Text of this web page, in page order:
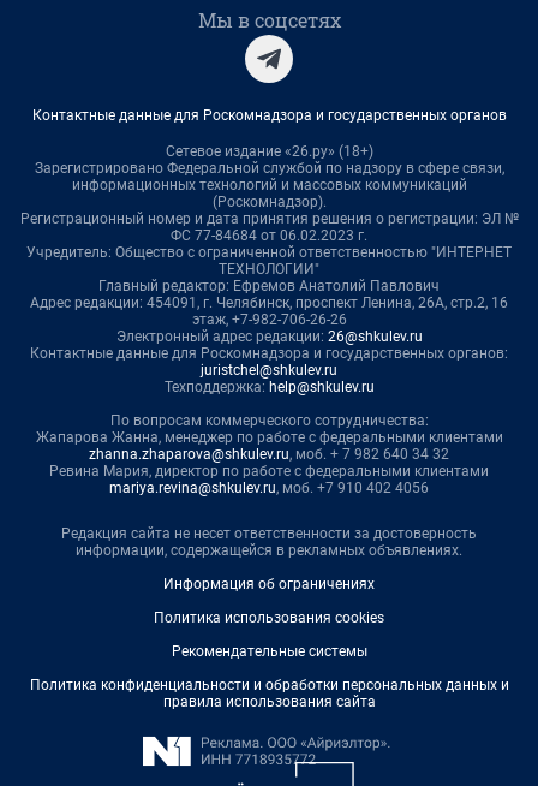
Мы в соцсетях
Контактные данные для Роскомнадзора и государственных органов
Сетевое издание «26.ру» (18+)
Зарегистрировано Федеральной службой по надзору в сфере связи,
информационных технологий и массовых коммуникаций
(Роскомнадзор).
Регистрационный номер и дата принятия решения о регистрации: ЭЛ №
ФС 77-84684 от 06.02.2023 г.
Учредитель: Общество с ограниченной ответственностью "ИНТЕРНЕТ
ТЕХНОЛОГИИ"
Главный редактор: Ефремов Анатолий Павлович
Адрес редакции: 454091, г. Челябинск, проспект Ленина, 26А, стр.2, 16
этаж, +7-982-706-26-26
Электронный адрес редакции: 26@shkulev.ru
Контактные данные для Роскомнадзора и государственных органов:
juristchel@shkulev.ru
Техподдержка: help@shkulev.ru
По вопросам коммерческого сотрудничества:
Жапарова Жанна, менеджер по работе с федеральными клиентами
zhanna.zhaparova@shkulev.ru, моб. + 7 982 640 34 32
Ревина Мария, директор по работе с федеральными клиентами
mariya.revina@shkulev.ru, моб. +7 910 402 4056
Редакция сайта не несет ответственности за достоверность
информации, содержащейся в рекламных объявлениях.
Информация об ограничениях
Политика использования cookies
Рекомендательные системы
Политика конфиденциальности и обработки персональных данных и
правила использования сайта